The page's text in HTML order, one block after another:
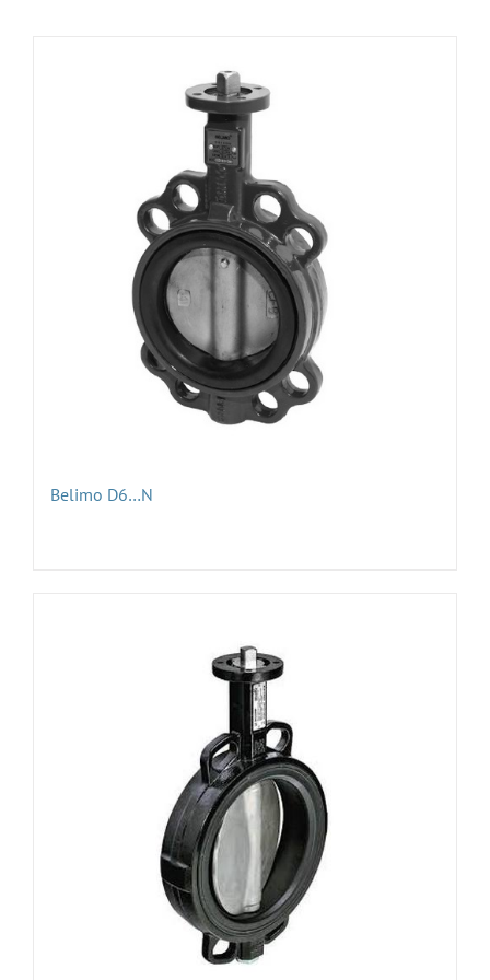
Belimo D6…N